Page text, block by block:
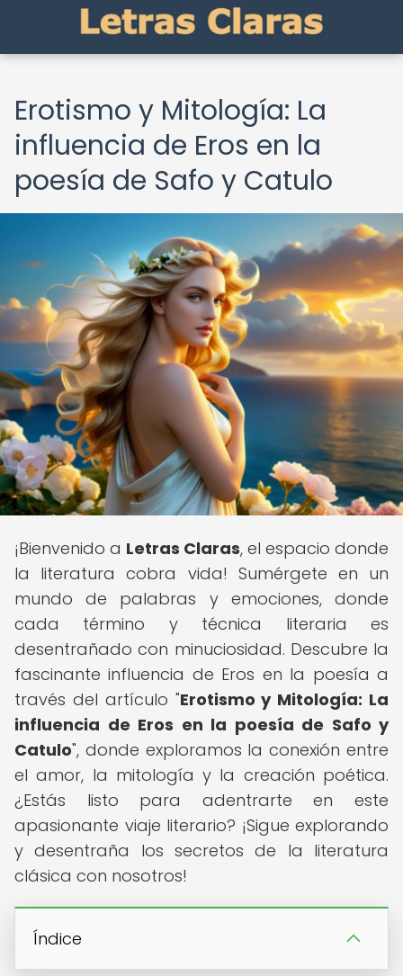
Erotismo y Mitología: La
influencia de Eros en la
poesía de Safo y Catulo
¡Bienvenido a Letras Claras, el espacio donde
la literatura cobra vida! Sumérgete en un
mundo de palabras y emociones, donde
cada término y técnica literaria es
desentrañado con minuciosidad. Descubre la
fascinante influencia de Eros en la poesía a
través del artículo "Erotismo y Mitología: La
influencia de Eros en la poesía de Safo y
Catulo", donde exploramos la conexión entre
el amor, la mitología y la creación poética.
¿Estás listo para adentrarte en este
apasionante viaje literario? ¡Sigue explorando
y desentraña los secretos de la literatura
clásica con nosotros!
Índice